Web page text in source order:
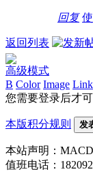
回复
返回列表
高级模式
B Color Image Link
您需要登录后才
本版积分规则 发
本站声明：
值班电话：